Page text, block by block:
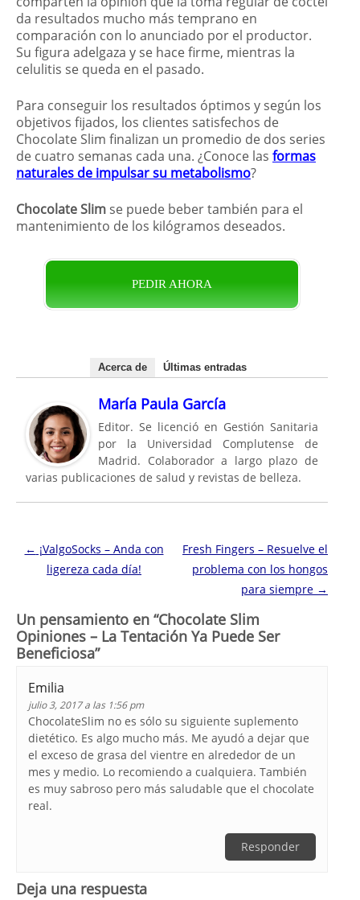
da resultados mucho más temprano en
comparación con lo anunciado por el productor.
Su figura adelgaza y se hace firme, mientras la
celulitis se queda en el pasado.
Para conseguir los resultados óptimos y según los
objetivos fijados, los clientes satisfechos de
Chocolate Slim finalizan un promedio de dos series
de cuatro semanas cada una. ¿Conoce las formas
naturales de impulsar su metabolismo?
Chocolate Slim se puede beber también para el
mantenimiento de los kilógramos deseados.
PEDIR AHORA
Acerca de Últimas entradas
María Paula García
Editor. Se licenció en Gestión Sanitaria
por la Universidad Complutense de
Madrid. Colaborador a largo plazo de
varias publicaciones de salud y revistas de belleza.
Navegación de entradas
← ¡ValgoSocks – Anda con
ligereza cada día!
Fresh Fingers – Resuelve el
problema con los hongos
para siempre →
Un pensamiento en “Chocolate Slim
Opiniones – La Tentación Ya Puede Ser
Beneficiosa”
Emilia
julio 3, 2017 a las 1:56 pm
ChocolateSlim no es sólo su siguiente suplemento
dietético. Es algo mucho más. Me ayudó a dejar que
el exceso de grasa del vientre en alrededor de un
mes y medio. Lo recomiendo a cualquiera. También
es muy sabroso pero más saludable que el chocolate
real.
Responder
Deja una respuesta